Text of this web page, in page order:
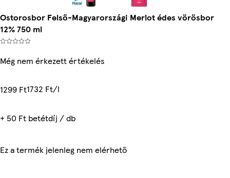
Ostorosbor Felső-Magyarországi Merlot édes vörösbor
12% 750 ml
Még nem érkezett értékelés
1299 Ft1732 Ft/l
+ 50 Ft betétdíj / db
Ez a termék jelenleg nem elérhető